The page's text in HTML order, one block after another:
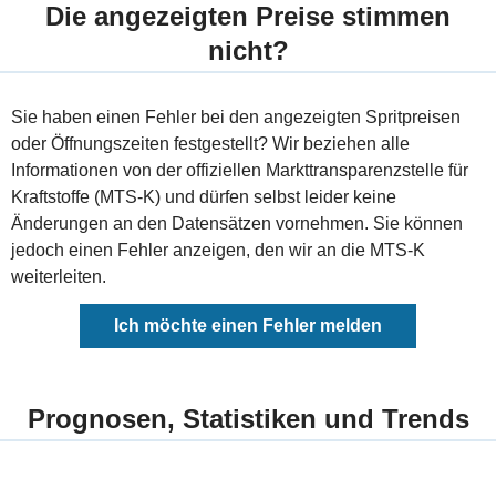
Die angezeigten Preise stimmen
nicht?
Sie haben einen Fehler bei den angezeigten Spritpreisen
oder Öffnungszeiten festgestellt? Wir beziehen alle
Informationen von der offiziellen Markttransparenzstelle für
Kraftstoffe (MTS-K) und dürfen selbst leider keine
Änderungen an den Datensätzen vornehmen. Sie können
jedoch einen Fehler anzeigen, den wir an die MTS-K
weiterleiten.
Ich möchte einen Fehler melden
Prognosen, Statistiken und Trends